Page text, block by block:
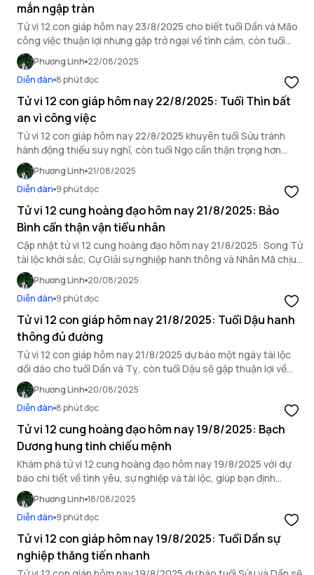
mắn ngập tràn
Tử vi 12 con giáp hôm nay 23/8/2025 cho biết tuổi Dần và Mão
công việc thuận lợi nhưng gặp trở ngại về tình cảm, còn tuổi
Dậu may mắn ngập tràn.
Phương Linh 22/08/2025
Diễn đàn 8 phút đọc
Tử vi 12 con giáp hôm nay 22/8/2025: Tuổi Thìn bất
an vì công việc
Tử vi 12 con giáp hôm nay 22/8/2025 khuyên tuổi Sửu tránh
hành động thiếu suy nghĩ, còn tuổi Ngọ cần thận trọng hơn
trong mối quan hệ xã giao.
Phương Linh 21/08/2025
Diễn đàn 9 phút đọc
Tử vi 12 cung hoàng đạo hôm nay 21/8/2025: Bảo
Bình cẩn thận vận tiểu nhân
Cập nhật tử vi 12 cung hoàng đạo hôm nay 21/8/2025: Song Tử
tài lộc khởi sắc, Cự Giải sự nghiệp hanh thông và Nhân Mã chịu
ảnh hưởng bởi hung vận.
Phương Linh 20/08/2025
Diễn đàn 9 phút đọc
Tử vi 12 con giáp hôm nay 21/8/2025: Tuổi Dậu hanh
thông đủ đường
Tử vi 12 con giáp hôm nay 21/8/2025 dự báo một ngày tài lộc
dồi dào cho tuổi Dần và Tỵ, còn tuổi Dậu sẽ gặp thuận lợi về
mọi mặt.
Phương Linh 20/08/2025
Diễn đàn 8 phút đọc
Tử vi 12 cung hoàng đạo hôm nay 19/8/2025: Bạch
Dương hung tinh chiếu mệnh
Khám phá tử vi 12 cung hoàng đạo hôm nay 19/8/2025 với dự
báo chi tiết về tình yêu, sự nghiệp và tài lộc, giúp bạn định
hướng ngày mới.
Phương Linh 18/08/2025
Diễn đàn 9 phút đọc
Tử vi 12 con giáp hôm nay 19/8/2025: Tuổi Dần sự
nghiệp thăng tiến nhanh